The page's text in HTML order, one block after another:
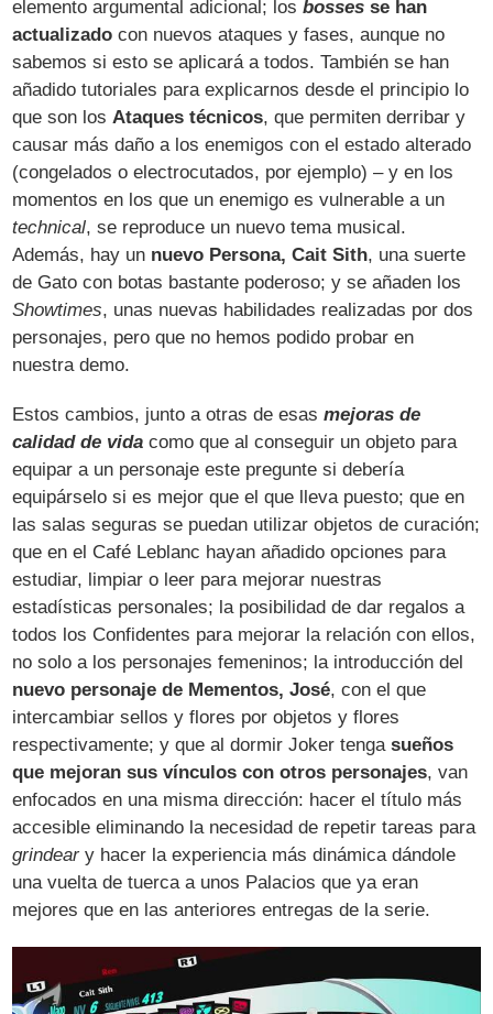
elemento argumental adicional; losbosses se han
actualizado con nuevos ataques y fases, aunque no
sabemos si esto se aplicará a todos. También se han
añadido tutoriales para explicarnos desde el principio lo
que son losAtaques técnicos, que permiten derribar y
causar más daño a los enemigos con el estado alterado
(congelados o electrocutados, por ejemplo) – y en los
momentos en los que un enemigo es vulnerable a un
technical, se reproduce un nuevo tema musical.
Además, hay un nuevo Persona, Cait Sith, una suerte
de Gato con botas bastante poderoso; y se añaden los
Showtimes, unas nuevas habilidades realizadas por dos
personajes, pero que no hemos podido probar en
nuestra demo.
Estos cambios, junto a otras de esasmejoras de
calidad de vida como que al conseguir un objeto para
equipar a un personaje este pregunte si debería
equipárselo si es mejor que el que lleva puesto; que en
las salas seguras se puedan utilizar objetos de curación;
que en el Café Leblanc hayan añadido opciones para
estudiar, limpiar o leer para mejorar nuestras
estadísticas personales; la posibilidad de dar regalos a
todos los Confidentes para mejorar la relación con ellos,
no solo a los personajes femeninos; la introducción del
nuevo personaje de Mementos, José, con el que
intercambiar sellos y flores por objetos y flores
respectivamente; y que al dormir Joker tengasueños
que mejoran sus vínculos con otros personajes, van
enfocados en una misma dirección: hacer el título más
accesible eliminando la necesidad de repetir tareas para
grindeary hacer la experiencia más dinámica dándole
una vuelta de tuerca a unos Palacios que ya eran
mejores que en las anteriores entregas de la serie.